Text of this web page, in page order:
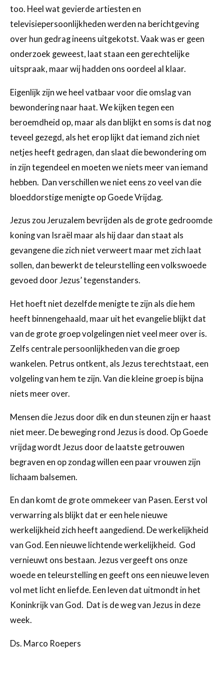
too. Heel wat gevierde artiesten en
televisiepersoonlijkheden werden na berichtgeving
over hun gedrag ineens uitgekotst. Vaak was er geen
onderzoek geweest, laat staan een gerechtelijke
uitspraak, maar wij hadden ons oordeel al klaar.
Eigenlijk zijn we heel vatbaar voor die omslag van
bewondering naar haat. We kijken tegen een
beroemdheid op, maar als dan blijkt en soms is dat nog
teveel gezegd, als het erop lijkt dat iemand zich niet
netjes heeft gedragen, dan slaat die bewondering om
in zijn tegendeel en moeten we niets meer van iemand
hebben. Dan verschillen we niet eens zo veel van die
bloeddorstige menigte op Goede Vrijdag.
Jezus zou Jeruzalem bevrijden als de grote gedroomde
koning van Israël maar als hij daar dan staat als
gevangene die zich niet verweert maar met zich laat
sollen, dan bewerkt de teleurstelling een volkswoede
gevoed door Jezus’ tegenstanders.
Het hoeft niet dezelfde menigte te zijn als die hem
heeft binnengehaald, maar uit het evangelie blijkt dat
van de grote groep volgelingen niet veel meer over is.
Zelfs centrale persoonlijkheden van die groep
wankelen. Petrus ontkent, als Jezus terechtstaat, een
volgeling van hem te zijn. Van die kleine groep is bijna
niets meer over.
Mensen die Jezus door dik en dun steunen zijn er haast
niet meer. De beweging rond Jezus is dood. Op Goede
vrijdag wordt Jezus door de laatste getrouwen
begraven en op zondag willen een paar vrouwen zijn
lichaam balsemen.
En dan komt de grote ommekeer van Pasen. Eerst vol
verwarring als blijkt dat er een hele nieuwe
werkelijkheid zich heeft aangediend. De werkelijkheid
van God. Een nieuwe lichtende werkelijkheid. God
vernieuwt ons bestaan. Jezus vergeeft ons onze
woede en teleurstelling en geeft ons een nieuwe leven
vol met licht en liefde. Een leven dat uitmondt in het
Koninkrijk van God. Dat is de weg van Jezus in deze
week.
Ds. Marco Roepers